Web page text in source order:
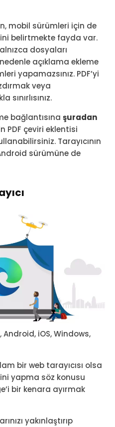
mobil sürümleri için de
belirtmekte fayda var.
dosyaları
açıklama ekleme
yapamazsınız. PDF’yi
veya
bağlantısına şuradan
PDF çeviri eklentisi
Tarayıcının
sürümüne de
Android, iOS, Windows,
bir web tarayıcısı olsa
yapma söz konusu
bir kenara ayırmak
yakınlaştırıp